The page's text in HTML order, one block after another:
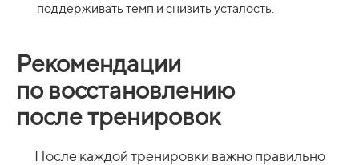
поддерживать темп и снизить усталость.
Рекомендации
по восстановлению
после тренировок
После каждой тренировки важно правильно